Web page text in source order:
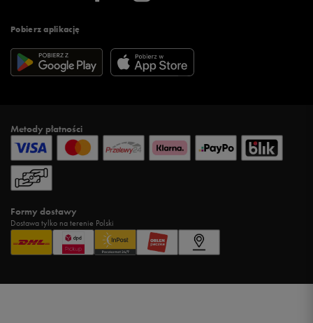
Pobierz aplikację
Metody płatności
Formy dostawy
Dostawa tylko na terenie Polski